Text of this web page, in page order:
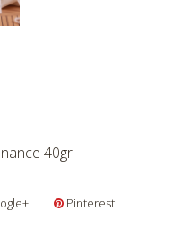
40gr
Pinterest